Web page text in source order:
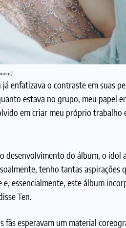
enfatizava o contraste em suas
estava no grupo, meu
em criar meu próprio trabalho
desenvolvimento do álbum, o
tenho tantas
essencialmente, este álbum
Ten.
fãs esperavam um material